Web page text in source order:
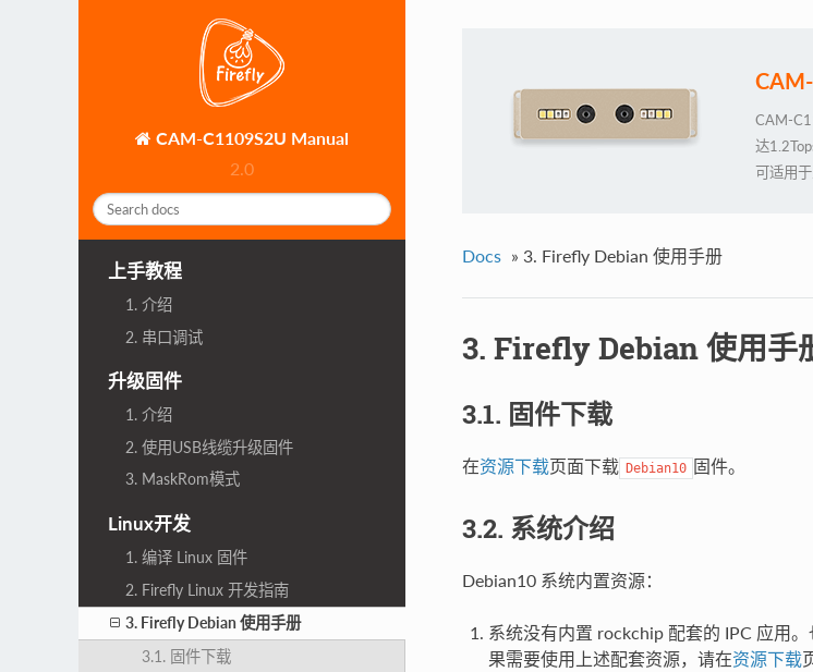
CAM-C1109S2U Manual
2.0
上手教程
1. 介绍
2. 串口调试
升级固件
1. 介绍
2. 使用USB线缆升级固件
3. MaskRom模式
Linux开发
1. 编译 Linux 固件
2. Firefly Linux 开发指南
3. Firefly Debian 使用手册
3.1. 固件下载
CAM-
达
可适用
Docs » 3. Firefly Debian 使用手册
3. Firefly Debian 使用手
3.1. 固件下载
在资源下载页面下载 Debian10 固件。
3.2. 系统介绍
Debian10 系统内置资源：
系统没有内置 rockchip 配套的 IPC 应用
果需要使用上述配套资源，请在资源下载